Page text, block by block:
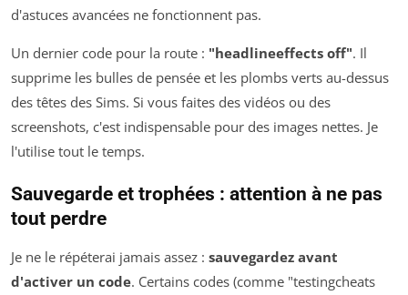
d'astuces avancées ne fonctionnent pas.
Un dernier code pour la route : "headlineeffects off". Il
supprime les bulles de pensée et les plombs verts au-dessus
des têtes des Sims. Si vous faites des vidéos ou des
screenshots, c'est indispensable pour des images nettes. Je
l'utilise tout le temps.
Sauvegarde et trophées : attention à ne pas
tout perdre
Je ne le répéterai jamais assez : sauvegardez avant
d'activer un code. Certains codes (comme "testingcheats